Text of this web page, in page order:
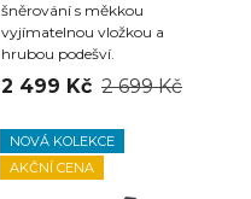
šněrování s měkkou
vyjímatelnou vložkou a
hrubou podešví.
2 499 Kč 2 699 Kč
NOVÁ KOLEKCE
AKČNÍ CENA